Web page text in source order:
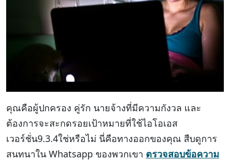
คุณคือผู้ปกครอง คู่รัก นายจ้างที่มีความกังวล และ
ต้องการจะสะกดรอยเป้าหมายที่ใช้ไอโอเอส
เวอร์ชั่น9.3.4ใช่หรือไม่ นี่คือทางออกของคุณ สืบดูการ
สนทนาใน Whatsapp ของพวกเขา ตรวจสอบข้อความ